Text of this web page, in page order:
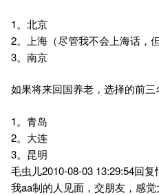
1。北京
2。上海（尽管我不会上海话，
3。南京
如果将来回国养老，选择的前三
1。青岛
2。大连
3。昆明
毛虫儿2010-08-03 13:29:54回
我aa制的人见面，交朋友，感